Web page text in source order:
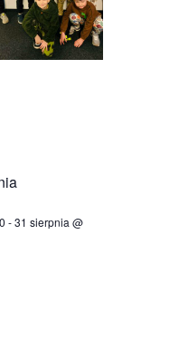
-31 sierpnia @